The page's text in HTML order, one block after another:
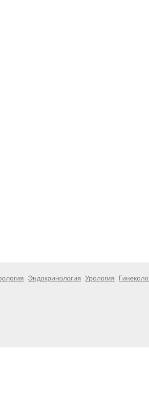
Эндокринология Урология